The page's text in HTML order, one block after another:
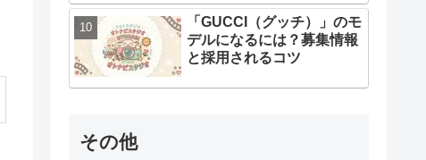
「GUCCI（グッチ）」のモ
デルになるには？募集情報
と採用されるコツ
その他